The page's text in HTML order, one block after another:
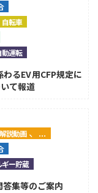
転車
運転
るEV用CFP規定に
て報道
解説動画、...
ー貯蔵
集等のご案内